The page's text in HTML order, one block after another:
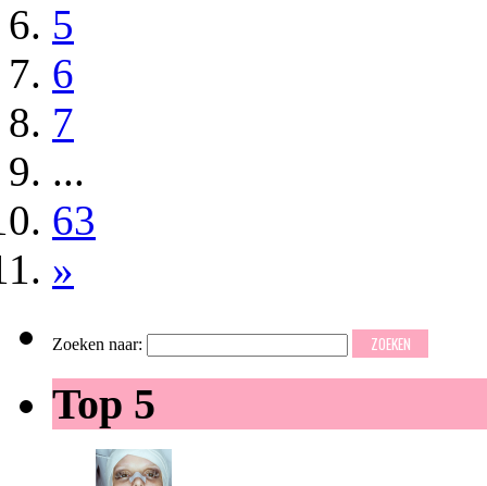
5
6
7
...
63
»
Zoeken naar:
Top 5